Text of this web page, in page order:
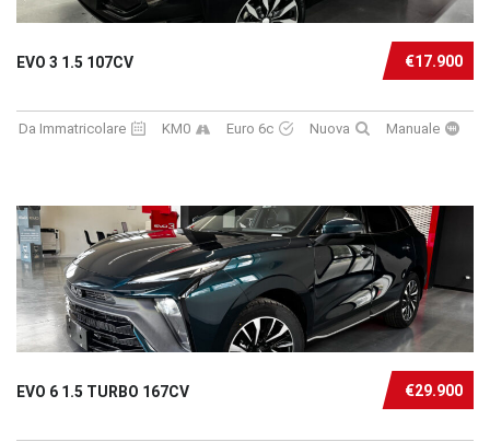
€17.900
EVO 3 1.5 107CV
Da Immatricolare KM0 Euro 6c Nuova Manuale
€29.900
EVO 6 1.5 TURBO 167CV